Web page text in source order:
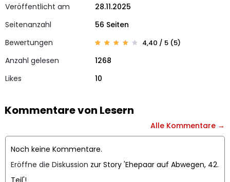
Veröffentlicht am
28.11.2025
Seitenanzahl
56 Seiten
Bewertungen
4.4
end
auf
4,40 / 5 (5)
Anzahl gelesen
1268
Likes
10
Kommentare von Lesern
Alle Kommentare →
Noch keine Kommentare.
Eröffne die Diskussion zur Story 'Ehepaar auf Abwegen, 42.